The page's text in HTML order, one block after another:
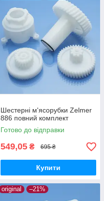
Шестерні м'ясорубки Zelmer
886 повний комплект
Готово до відправки
549,05 ₴ 695 ₴
Купити
original –21%